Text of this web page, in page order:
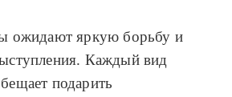
ожидают яркую борьбу и
Каждый вид
подарить